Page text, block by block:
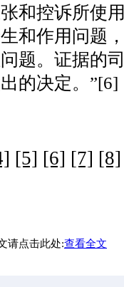
和控诉所使
和作用问题
题。证据的
的决定。”[6]
[5] [6] [7] [8]
请点击此处:查看全文